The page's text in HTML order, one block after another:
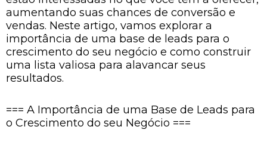
aumentando suas chances de conversão e
vendas. Neste artigo, vamos explorar a
importância de uma base de leads para o
crescimento do seu negócio e como construir
uma lista valiosa para alavancar seus
resultados.
=== A Importância de uma Base de Leads para
o Crescimento do seu Negócio ===